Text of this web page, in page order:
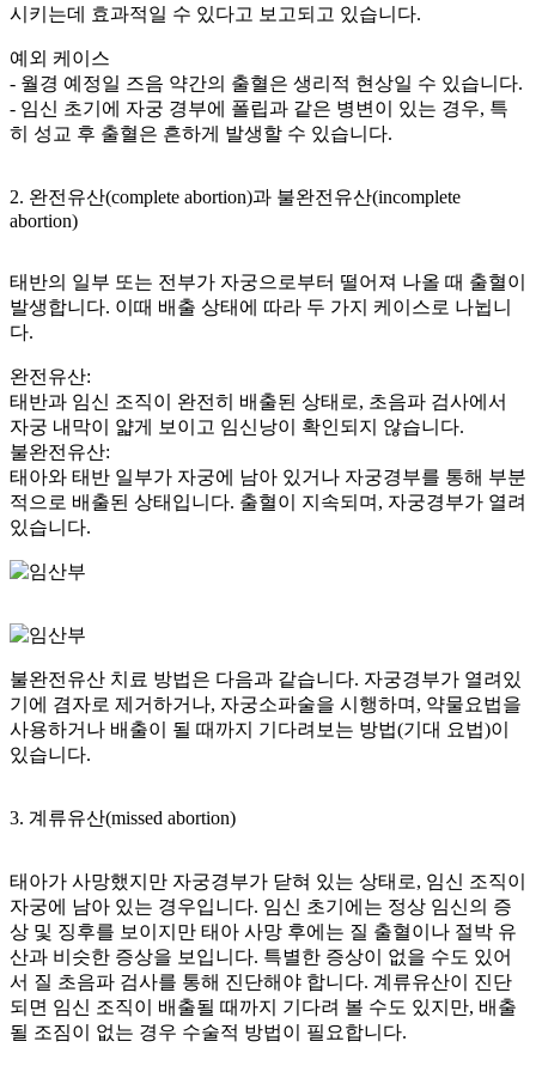
시키는데 효과적일 수 있다고 보고되고 있습니다.
예외 케이스
- 월경 예정일 즈음 약간의 출혈은 생리적 현상일 수 있습니다.
- 임신 초기에 자궁 경부에 폴립과 같은 병변이 있는 경우, 특
히 성교 후 출혈은 흔하게 발생할 수 있습니다.
2. 완전유산(complete abortion)과 불완전유산(incomplete
abortion)
태반의 일부 또는 전부가 자궁으로부터 떨어져 나올 때 출혈이
발생합니다. 이때 배출 상태에 따라 두 가지 케이스로 나뉩니
다.
완전유산:
태반과 임신 조직이 완전히 배출된 상태로, 초음파 검사에서
자궁 내막이 얇게 보이고 임신낭이 확인되지 않습니다.
불완전유산:
태아와 태반 일부가 자궁에 남아 있거나 자궁경부를 통해 부분
적으로 배출된 상태입니다. 출혈이 지속되며, 자궁경부가 열려
있습니다.
불완전유산 치료 방법은 다음과 같습니다. 자궁경부가 열려있
기에 겸자로 제거하거나, 자궁소파술을 시행하며, 약물요법을
사용하거나 배출이 될 때까지 기다려보는 방법(기대 요법)이
있습니다.
3. 계류유산(missed abortion)
태아가 사망했지만 자궁경부가 닫혀 있는 상태로, 임신 조직이
자궁에 남아 있는 경우입니다. 임신 초기에는 정상 임신의 증
상 및 징후를 보이지만 태아 사망 후에는 질 출혈이나 절박 유
산과 비슷한 증상을 보입니다. 특별한 증상이 없을 수도 있어
서 질 초음파 검사를 통해 진단해야 합니다. 계류유산이 진단
되면 임신 조직이 배출될 때까지 기다려 볼 수도 있지만, 배출
될 조짐이 없는 경우 수술적 방법이 필요합니다.